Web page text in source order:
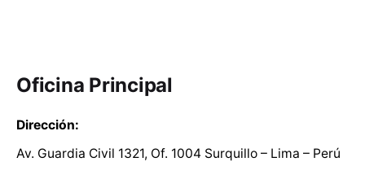
Oficina Principal
Dirección:
Av. Guardia Civil 1321, Of. 1004 Surquillo – Lima – Perú